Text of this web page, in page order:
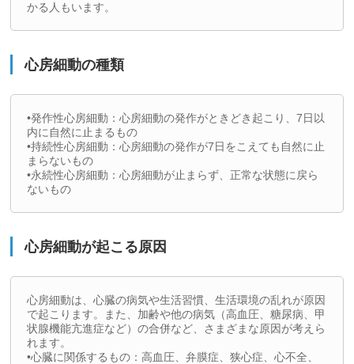
かる人もいます。
心房細動の種類
•発作性心房細動：心房細動の発作がときどき起こり、7日以
内に自然に止まるもの
•持続性心房細動：心房細動の発作が7日をこえても自然に止
まらないもの
•永続性心房細動：心房細動が止まらず、正常な状態に戻ら
ないもの
心房細動が起こる原因
心房細動は、心臓の病気や生活習慣、生活環境の乱れが原因
で起こります。また、加齢や他の病気（高血圧、糖尿病、甲
状腺機能亢進症など）の合併など、さまざまな原因が考えら
れます。
•心臓に関係するもの：高血圧、弁膜症、狭心症、心不全、